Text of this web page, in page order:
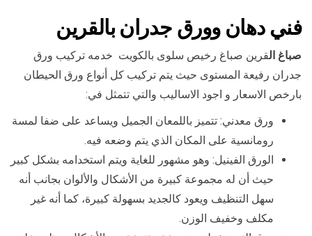
فني دهان وورق جدران بالقرين
صباغ القرين صباغ رخيص سلوى بالكويت خدمه تركيب ورق
جدران رفيعة المستوى حيث يتم تركيب كل أنواع ورق الحيطان
بارخص الاسعار و اجود الاساليب والتي تتمثل في:
ورق معدني: تتميز باللمعان الجميل ويساعد على ضفا لمسة
رومانسية على المكان الذي يتم وضعه فيه.
الورق الفينيل: وهو مشهور للغاية ويتم استخدامه بشكل كبير
حيث أن له مجموعة كبيرة من الأشكال والألوان بجانب أنه
سهل التنظيف ويعود كالجديد بسهولة كبيرة، كما أنه غير
مكلف وخفيف الوزن.